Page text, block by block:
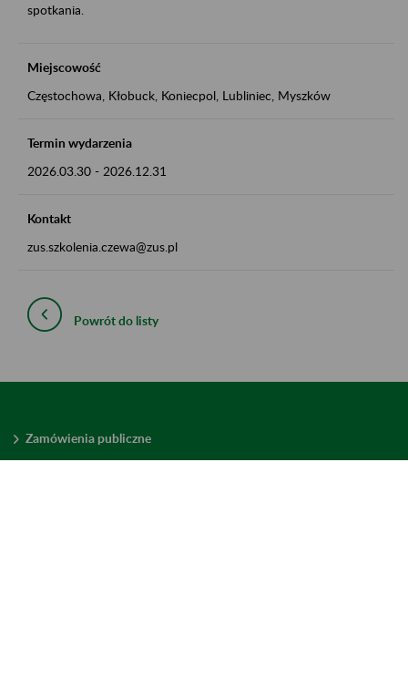
spotkania.
Miejscowość
Częstochowa, Kłobuck, Koniecpol, Lubliniec, Myszków
Termin wydarzenia
2026.03.30 - 2026.12.31
Kontakt
zus.szkolenia.czewa@zus.pl
Powrót do listy
Zamówienia publiczne